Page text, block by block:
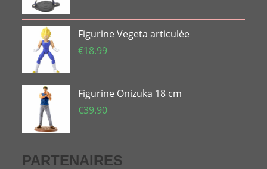
Figurine Vegeta articulée
€18.99
Figurine Onizuka 18 cm
€39.90
PARTENAIRES